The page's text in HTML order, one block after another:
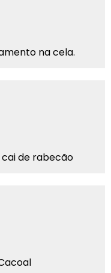
na cela.
de rabecão